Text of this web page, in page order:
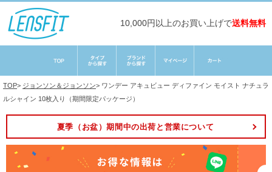
10,000円以上のお買い上げで送料無料
TOP> ジョンソン＆ジョンソン> ワンデー アキュビュー ディファイン モイスト ナチュラ
ルシャイン 10枚入り（期間限定パッケージ）
夏季（お盆）期間中の出荷と営業について